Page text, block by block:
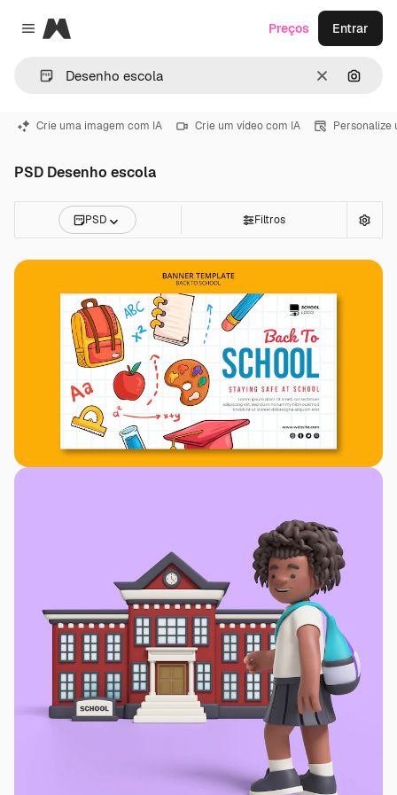
Close menu
Magnific
Limpar
Preços Entrar
Crie uma imagem com IA Crie um vídeo com IA Personalize
PSD Desenho escola
PSD Filtros